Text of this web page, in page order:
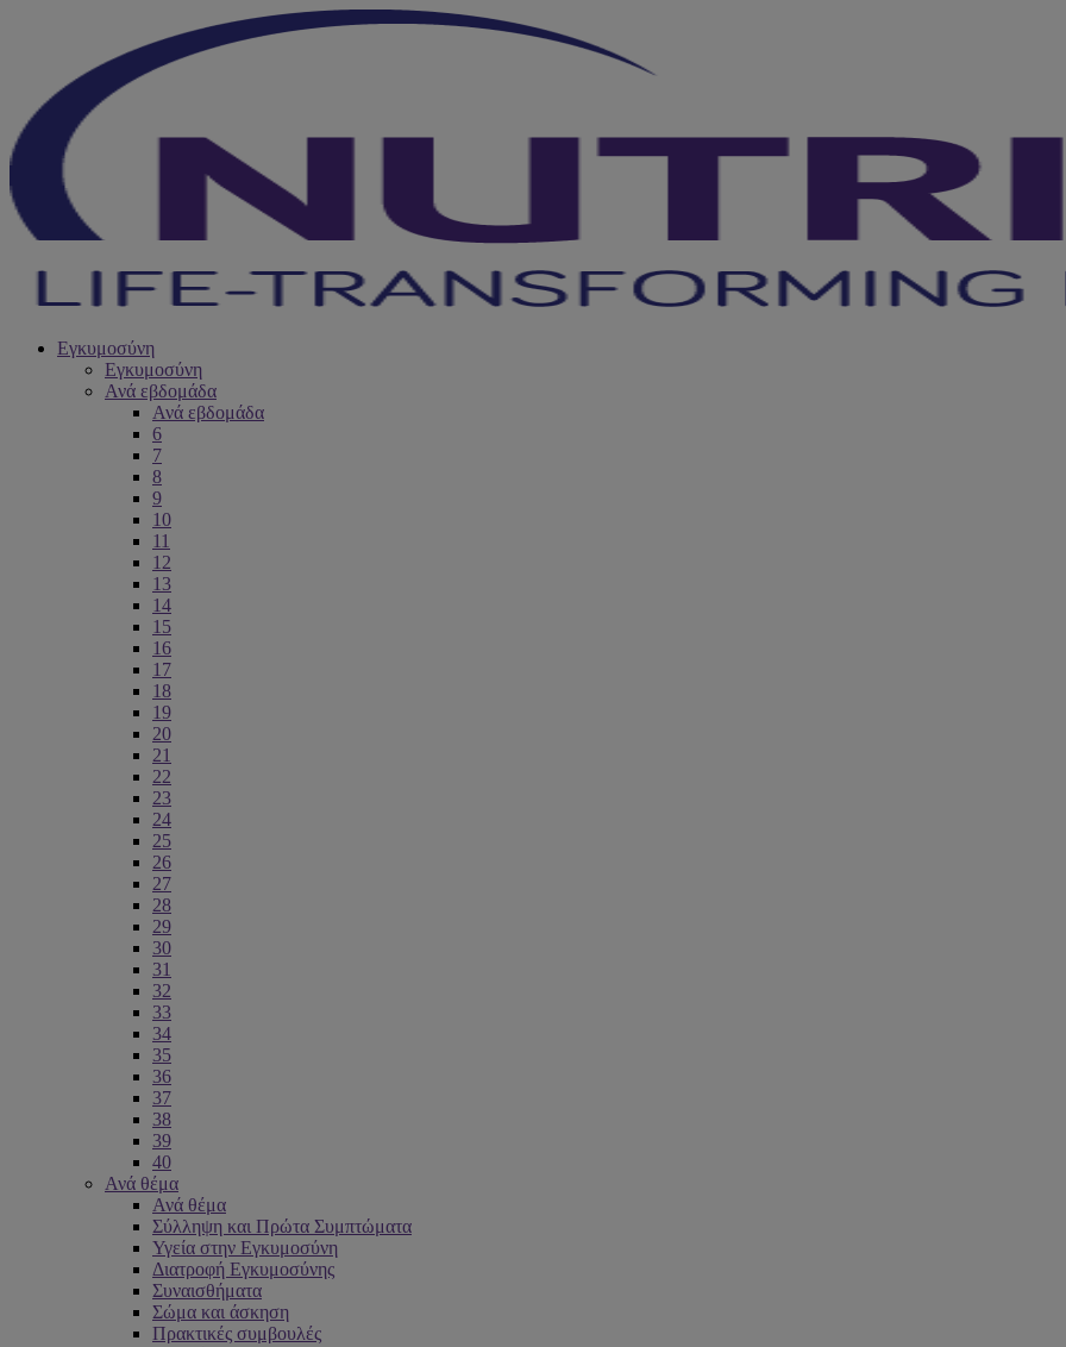
Εγκυμοσύνη
Εγκυμοσύνη
Ανά εβδομάδα
Ανά εβδομάδα
6
7
8
9
10
11
12
13
14
15
16
17
18
19
20
21
22
23
24
25
26
27
28
29
30
31
32
33
34
35
36
37
38
39
40
Ανά θέμα
Ανά θέμα
Σύλληψη και Πρώτα Συμπτώματα
Υγεία στην Εγκυμοσύνη
Διατροφή Εγκυμοσύνης
Συναισθήματα
Σώμα και άσκηση
Πρακτικές συμβουλές